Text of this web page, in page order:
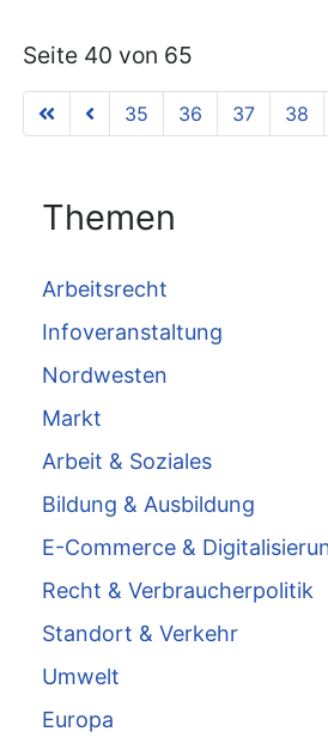
Seite 40 von 65
35 36 37 38
Themen
Arbeitsrecht
Infoveranstaltung
Nordwesten
Markt
Arbeit & Soziales
Bildung & Ausbildung
E-Commerce &
Recht & Verbraucherpolitik
Standort & Verkehr
Umwelt
Europa